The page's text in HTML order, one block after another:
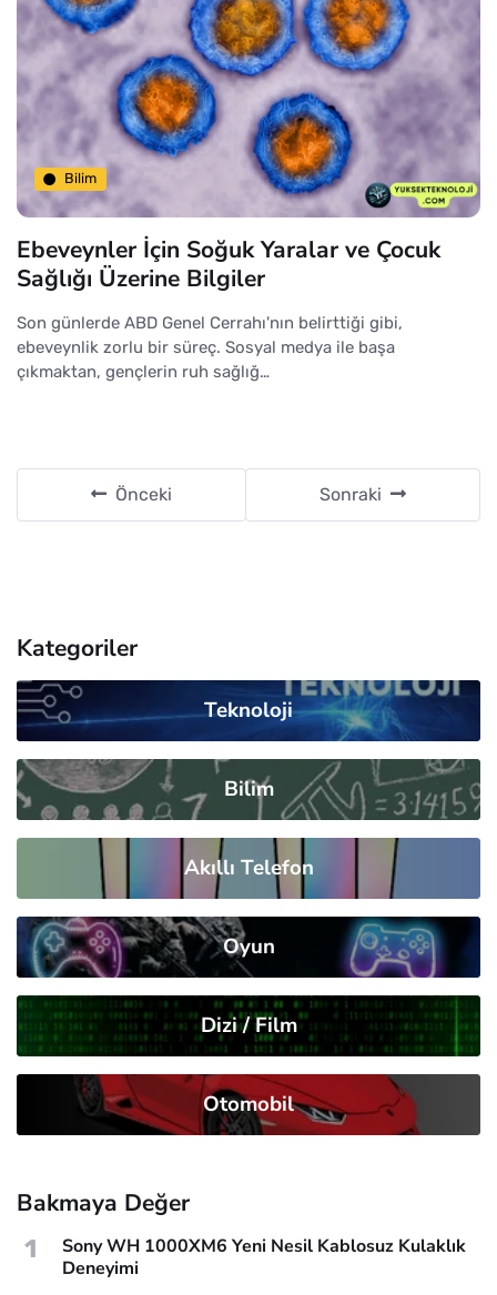
Bilim
Ebeveynler İçin Soğuk Yaralar ve Çocuk
Sağlığı Üzerine Bilgiler
Son günlerde ABD Genel Cerrahı'nın belirttiği gibi,
ebeveynlik zorlu bir süreç. Sosyal medya ile başa
çıkmaktan, gençlerin ruh sağlığ…
Önceki Sonraki
Kategoriler
Teknoloji
Bilim
Akıllı Telefon
Oyun
Dizi / Film
Otomobil
Bakmaya Değer
1
Sony WH 1000XM6 Yeni Nesil Kablosuz Kulaklık
Deneyimi